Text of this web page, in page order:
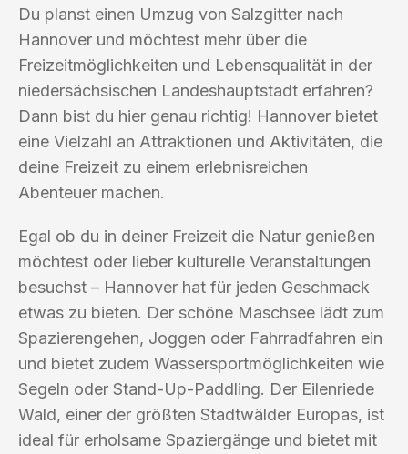
Du planst einen Umzug von Salzgitter nach
Hannover und möchtest mehr über die
Freizeitmöglichkeiten und Lebensqualität in der
niedersächsischen Landeshauptstadt erfahren?
Dann bist du hier genau richtig! Hannover bietet
eine Vielzahl an Attraktionen und Aktivitäten, die
deine Freizeit zu einem erlebnisreichen
Abenteuer machen.
Egal ob du in deiner Freizeit die Natur genießen
möchtest oder lieber kulturelle Veranstaltungen
besuchst – Hannover hat für jeden Geschmack
etwas zu bieten. Der schöne Maschsee lädt zum
Spazierengehen, Joggen oder Fahrradfahren ein
und bietet zudem Wassersportmöglichkeiten wie
Segeln oder Stand-Up-Paddling. Der Eilenriede
Wald, einer der größten Stadtwälder Europas, ist
ideal für erholsame Spaziergänge und bietet mit